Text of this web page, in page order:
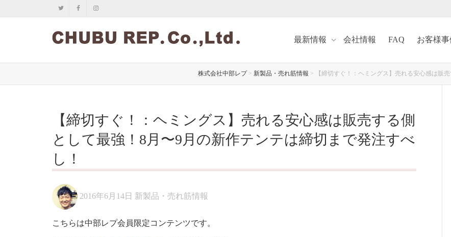
最新情報 会社情報 FAQ お客様事
株式会社中部レプ> 新製品・売れ筋情報 > 【締切すぐ！：ヘミングス】売れる安心感は販
【締切すぐ！：ヘミングス】売れる安心感は販売する側
として最強！8月〜9月の新作テンテは締切まで発注すべ
し！
2016年6月14日 新製品・売れ筋情報
こちらは中部レプ会員限定コンテンツです。